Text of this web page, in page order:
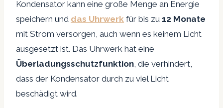
Kondensator kann eine große Menge an Energie
speichern und das Uhrwerk für bis zu 12 Monate
mit Strom versorgen, auch wenn es keinem Licht
ausgesetzt ist. Das Uhrwerk hat eine
Überladungsschutzfunktion, die verhindert,
dass der Kondensator durch zu viel Licht
beschädigt wird.